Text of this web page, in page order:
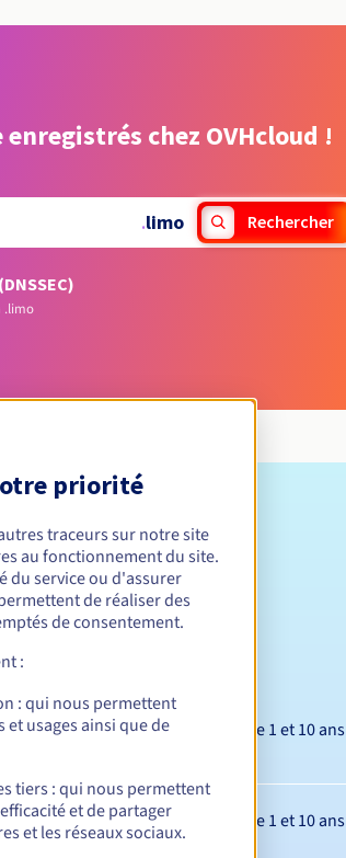
chez OVHcloud !
.limo Rechercher
.limo
Entre 1 et 10 ans
Entre 1 et 10 ans
priorité
traceurs sur notre site
au fonctionnement du site.
du service ou d'assurer
de réaliser des
de consentement.
:
: qui nous permettent
usages ainsi que de
tiers : qui nous permettent
et de partager
et les réseaux sociaux.